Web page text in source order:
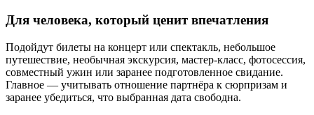
Для человека, который ценит впечатления
Подойдут билеты на концерт или спектакль, небольшое
путешествие, необычная экскурсия, мастер-класс, фотосессия,
совместный ужин или заранее подготовленное свидание.
Главное — учитывать отношение партнёра к сюрпризам и
заранее убедиться, что выбранная дата свободна.